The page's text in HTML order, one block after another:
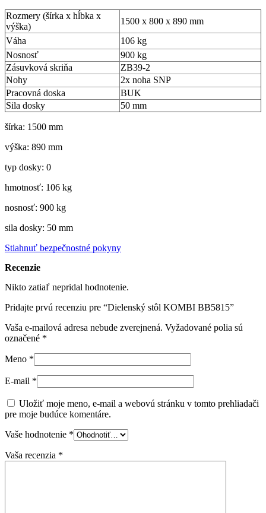
Rozmery (šírka x hĺbka x
výška)
1500 x 800 x 890 mm
Váha
106 kg
Nosnosť
900 kg
Zásuvková skriňa
ZB39-2
Nohy
2x noha SNP
Pracovná doska
BUK
Sila dosky
50 mm
šírka: 1500 mm
výška: 890 mm
typ dosky: 0
hmotnosť: 106 kg
nosnosť: 900 kg
sila dosky: 50 mm
Stiahnuť bezpečnostné pokyny
Recenzie
Nikto zatiaľ nepridal hodnotenie.
Pridajte prvú recenziu pre “Dielenský stôl KOMBI BB5815”
Vaša e-mailová adresa nebude zverejnená. Vyžadované polia sú
označené *
Meno *
E-mail *
Uložiť moje meno, e-mail a webovú stránku v tomto prehliadači
pre moje budúce komentáre.
Vaše hodnotenie *
Vaša recenzia *